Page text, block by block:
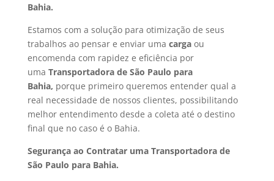
Bahia.
Estamos com a solução para otimização de seus
trabalhos ao pensar e enviar uma cargaou
encomenda com rapidez e eficiência por
uma Transportadora de São Paulo para
Bahia, porque primeiro queremos entender qual a
real necessidade de nossos clientes, possibilitando
melhor entendimento desde a coleta até o destino
final que no caso é o Bahia.
Segurança ao Contratar uma Transportadora de
São Paulo para Bahia.